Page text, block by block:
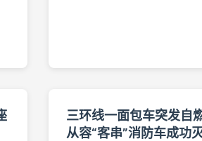
三环线一面包车突发自
从容“客串”消防车成功